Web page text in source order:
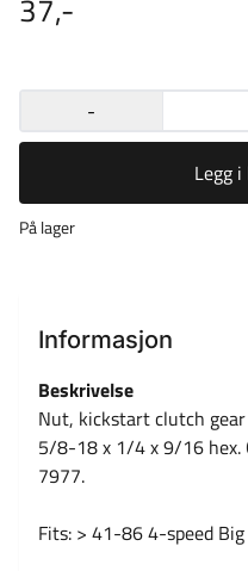
37,-
-
Legg
På lager
Informasjon
Beskrivelse
Nut, kickstart clutch gear
5/8-18 x 1/4 x 9/16 hex.
7977.
Fits: > 41-86 4-speed